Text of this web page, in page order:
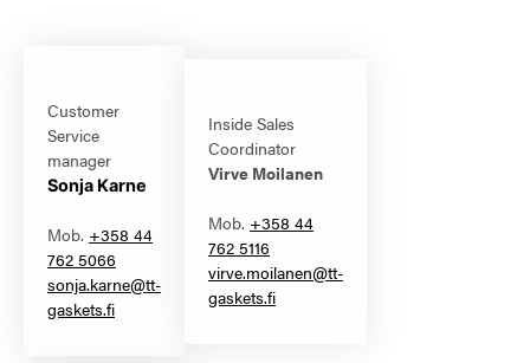
Customer
Service
manager
Sonja Karne
Mob. +358 44
762 5066
sonja.karne@tt-
gaskets.fi
Inside Sales
Coordinator
Virve Moilanen
Mob. +358 44
762 5116
virve.moilanen@tt-
gaskets.fi